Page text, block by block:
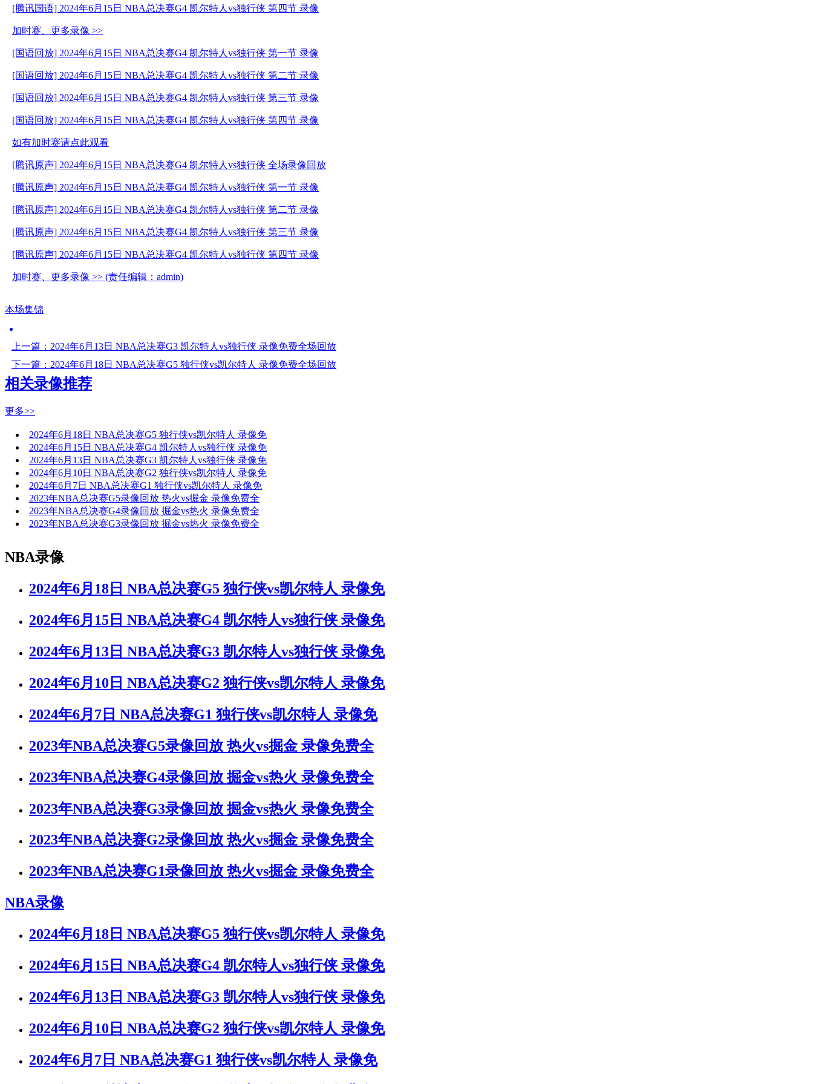
[腾讯国语] 2024年6月15日 NBA总决赛G4 凯尔特人vs独行侠 第四节 录像
加时赛、更多录像 >>
[国语回放] 2024年6月15日 NBA总决赛G4 凯尔特人vs独行侠 第一节 录像
[国语回放] 2024年6月15日 NBA总决赛G4 凯尔特人vs独行侠 第二节 录像
[国语回放] 2024年6月15日 NBA总决赛G4 凯尔特人vs独行侠 第三节 录像
[国语回放] 2024年6月15日 NBA总决赛G4 凯尔特人vs独行侠 第四节 录像
如有加时赛请点此观看
[腾讯原声] 2024年6月15日 NBA总决赛G4 凯尔特人vs独行侠 全场录像回放
[腾讯原声] 2024年6月15日 NBA总决赛G4 凯尔特人vs独行侠 第一节 录像
[腾讯原声] 2024年6月15日 NBA总决赛G4 凯尔特人vs独行侠 第二节 录像
[腾讯原声] 2024年6月15日 NBA总决赛G4 凯尔特人vs独行侠 第三节 录像
[腾讯原声] 2024年6月15日 NBA总决赛G4 凯尔特人vs独行侠 第四节 录像
加时赛、更多录像 >> (责任编辑：admin)
本场集锦
上一篇： 2024年6月13日 NBA总决赛G3 凯尔特人vs独行侠 录像免费全场回放
下一篇： 2024年6月18日 NBA总决赛G5 独行侠vs凯尔特人 录像免费全场回放
相关录像推荐
更多>>
2024年6月18日 NBA总决赛G5 独行侠vs凯尔特人 录像免
2024年6月15日 NBA总决赛G4 凯尔特人vs独行侠 录像免
2024年6月13日 NBA总决赛G3 凯尔特人vs独行侠 录像免
2024年6月10日 NBA总决赛G2 独行侠vs凯尔特人 录像免
2024年6月7日 NBA总决赛G1 独行侠vs凯尔特人 录像免
2023年NBA总决赛G5录像回放 热火vs掘金 录像免费全
2023年NBA总决赛G4录像回放 掘金vs热火 录像免费全
2023年NBA总决赛G3录像回放 掘金vs热火 录像免费全
NBA录像
2024年6月18日 NBA总决赛G5 独行侠vs凯尔特人 录像免
2024年6月15日 NBA总决赛G4 凯尔特人vs独行侠 录像免
2024年6月13日 NBA总决赛G3 凯尔特人vs独行侠 录像免
2024年6月10日 NBA总决赛G2 独行侠vs凯尔特人 录像免
2024年6月7日 NBA总决赛G1 独行侠vs凯尔特人 录像免
2023年NBA总决赛G5录像回放 热火vs掘金 录像免费全
2023年NBA总决赛G4录像回放 掘金vs热火 录像免费全
2023年NBA总决赛G3录像回放 掘金vs热火 录像免费全
2023年NBA总决赛G2录像回放 热火vs掘金 录像免费全
2023年NBA总决赛G1录像回放 热火vs掘金 录像免费全
NBA录像
2024年6月18日 NBA总决赛G5 独行侠vs凯尔特人 录像免
2024年6月15日 NBA总决赛G4 凯尔特人vs独行侠 录像免
2024年6月13日 NBA总决赛G3 凯尔特人vs独行侠 录像免
2024年6月10日 NBA总决赛G2 独行侠vs凯尔特人 录像免
2024年6月7日 NBA总决赛G1 独行侠vs凯尔特人 录像免